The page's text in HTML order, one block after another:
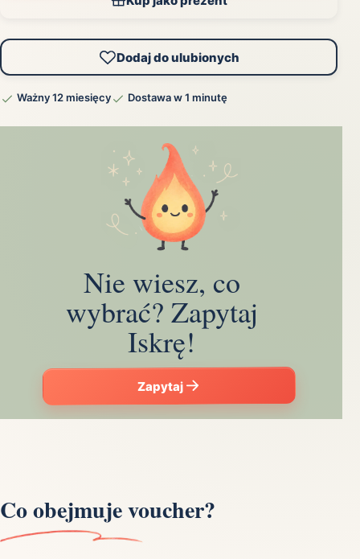
Dodaj do ulubionych
Ważny 12 miesięcy Dostawa w 1 minutę
Nie wiesz, co
wybrać? Zapytaj
Iskrę!
Zapytaj
Co obejmuje voucher?